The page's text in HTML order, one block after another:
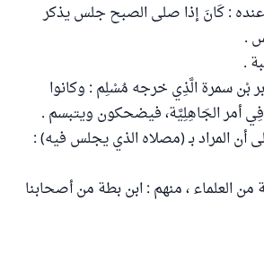
: كَانَ إذا صلى الصبح جلس يذكر
.
.
بْن سمرة الَّذِي خرجه مُسْلِم : وكانوا
أمر الجَاهِلِيَّة، فيضحكون ويتبسم .
أن المراد بـ (مصلاه الذي يجلس فيه) :
العلماء ، منهم : ابن بطة من أصحابنا